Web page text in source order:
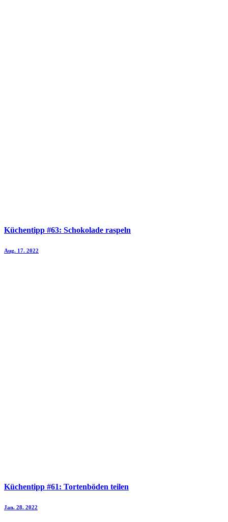
Küchentipp #63: Schokolade raspeln
Aug. 17. 2022
Küchentipp #61: Tortenböden teilen
Jan. 28. 2022